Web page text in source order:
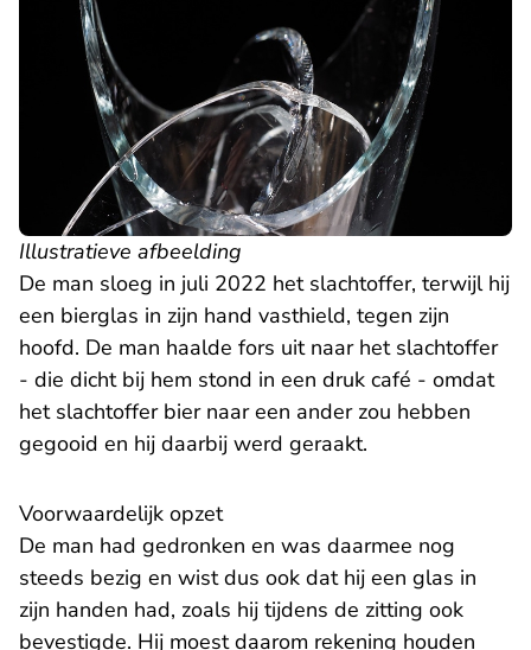
Illustratieve afbeelding
De man sloeg in juli 2022 het slachtoffer, terwijl hij
een bierglas in zijn hand vasthield, tegen zijn
hoofd. De man haalde fors uit naar het slachtoffer
- die dicht bij hem stond in een druk café - omdat
het slachtoffer bier naar een ander zou hebben
gegooid en hij daarbij werd geraakt.
Voorwaardelijk opzet
De man had gedronken en was daarmee nog
steeds bezig en wist dus ook dat hij een glas in
zijn handen had, zoals hij tijdens de zitting ook
bevestigde. Hij moest daarom rekening houden